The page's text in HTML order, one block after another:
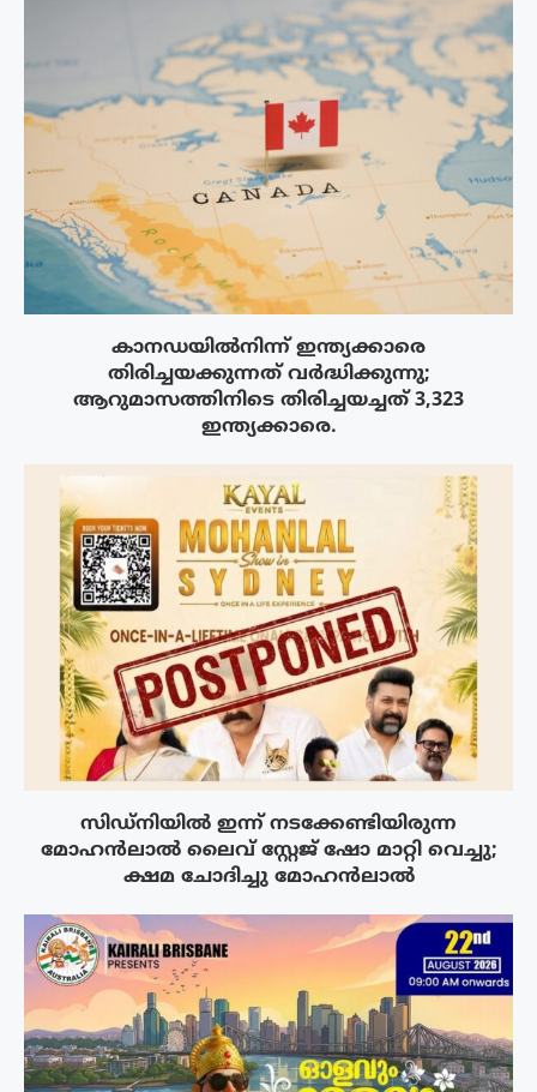
കാനഡയിൽനിന്ന് ഇന്ത്യക്കാരെ
തിരിച്ചയക്കുന്നത് വർദ്ധിക്കുന്നു;
ആറുമാസത്തിനിടെ തിരിച്ചയച്ചത് 3,323
ഇന്ത്യക്കാരെ.
സിഡ്നിയിൽ ഇന്ന് നടക്കേണ്ടിയിരുന്ന
മോഹൻലാൽ ലൈവ് സ്റ്റേജ് ഷോ മാറ്റി വെച്ചു;
ക്ഷമ ചോദിച്ചു മോഹൻലാൽ